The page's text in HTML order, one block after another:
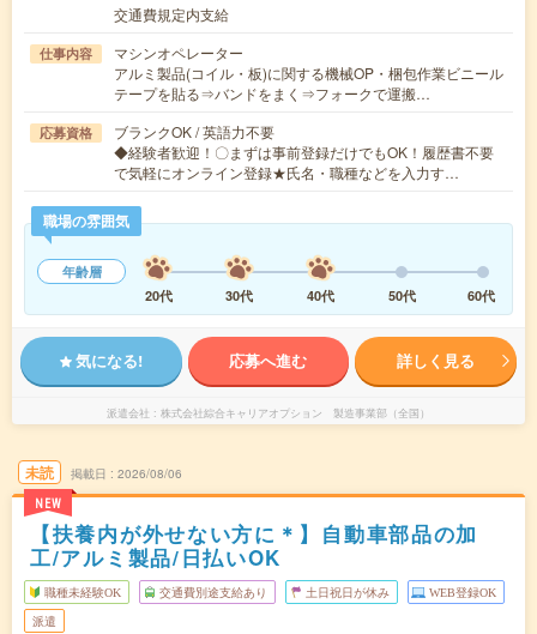
交通費規定内支給
仕事内容
マシンオペレーター
アルミ製品(コイル・板)に関する機械OP・梱包作業ビニール
テープを貼る⇒バンドをまく⇒フォークで運搬…
応募資格
ブランクOK / 英語力不要
◆経験者歓迎！〇まずは事前登録だけでもOK！履歴書不要
で気軽にオンライン登録★氏名・職種などを入力す…
職場の雰囲気
年齢層
20代
30代 40代 50代 60代
気になる! 応募へ進む 詳しく見る
派遣会社 株式会社綜合キャリアオプション 製造事業部（全国）
未読
NEW
掲載日 2026/08/06
【扶養内が外せない方に＊】自動車部品の加
工/アルミ製品/日払いOK
職種未経験OK 交通費別途支給あり 土日祝日が休み WEB登録OK
派遣